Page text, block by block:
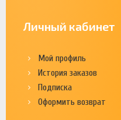
Личный кабинет
Мой профиль
История заказов
Подписка
Оформить возврат